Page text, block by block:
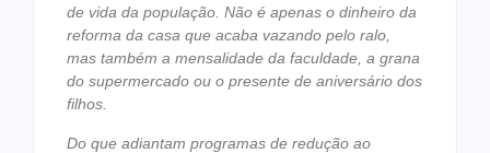
de vida da população. Não é apenas o dinheiro da
reforma da casa que acaba vazando pelo ralo,
mas também a mensalidade da faculdade, a grana
do supermercado ou o presente de aniversário dos
filhos.
Do que adiantam programas de redução ao